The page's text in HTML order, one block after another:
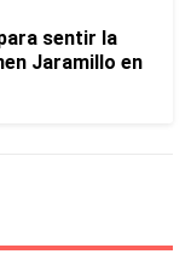
sentir la
Jaramillo en